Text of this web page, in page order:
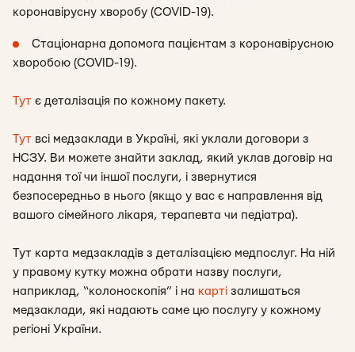
коронавірусну хворобу (COVID-19).
Стаціонарна допомога пацієнтам з коронавірусною
хворобою (COVID-19).
Тут є деталізація по кожному пакету.
Тут всі медзаклади в Україні, які уклали договори з
НСЗУ. Ви можете знайти заклад, який уклав договір на
надання тої чи іншої послуги, і звернутися
безпосередньо в нього (якщо у вас є направлення від
вашого сімейного лікаря, терапевта чи педіатра).
Тут карта медзакладів з деталізацією медпослуг. На ній
у правому кутку можна обрати назву послуги,
наприклад, “колоноскопія” і на карті залишаться
медзаклади, які надають саме цю послугу у кожному
регіоні України.